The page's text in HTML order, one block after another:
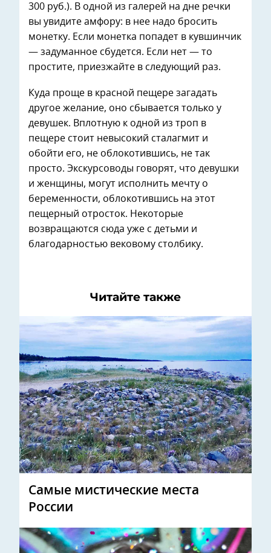
300 руб.). В одной из галерей на дне речки
вы увидите амфору: в нее надо бросить
монетку. Если монетка попадет в кувшинчик
— задуманное сбудется. Если нет — то
простите, приезжайте в следующий раз.
Куда проще в красной пещере загадать
другое желание, оно сбывается только у
девушек. Вплотную к одной из троп в
пещере стоит невысокий сталагмит и
обойти его, не облокотившись, не так
просто. Экскурсоводы говорят, что девушки
и женщины, могут исполнить мечту о
беременности, облокотившись на этот
пещерный отросток. Некоторые
возвращаются сюда уже с детьми и
благодарностью вековому столбику.
Читайте также
Самые мистические места
России